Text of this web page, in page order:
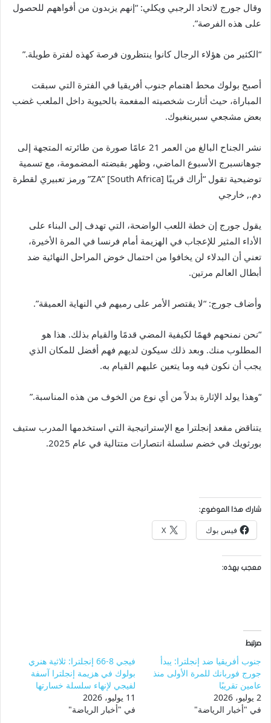
وقال جورج لاتحاد الرجبي ويكلي: “إنهم يزبدون من أفواههم للحصول
على هذه الفرصة”.
“الكثير من هؤلاء الرجال كانوا ينتظرون فرصة كهذه لفترة طويلة.”
أصبح بولوك محط اهتمام جنوب أفريقيا في الفترة التي سبقت
المباراة، حيث أثارت شخصيته المفعمة بالحيوية داخل الملعب غضب
بعض مشجعي سبرينغبوك.
نشر الجناح البالغ من العمر 21 عامًا صورة من طائرته المتجهة إلى
جوهانسبرج الأسبوع الماضي، وظهر بقبضته المضمومة، مع تسمية
توضيحية تقول “أراك قريبًا ZA” [South Africa]” ورمز تعبيري لقطرة
دم., خارجي
يقول جورج إن خطة اللعب الواضحة، التي تهدف إلى البناء على
الأداء المثير للإعجاب في الهزيمة أمام فرنسا في المرة الأخيرة،
تعني أن البدلاء لن يخافوا من احتمال خوض المراحل النهائية ضد
أبطال العالم مرتين.
وأضاف جورج: “لا يقتصر الأمر على رميهم في النهاية العميقة”.
“نحن نمنحهم فهمًا لكيفية المضي قدمًا والقيام بذلك. هذا هو
المطلوب منك. وبعد ذلك سيكون لديهم فهم أفضل للمكان الذي
يجب أن نكون فيه وما يتعين عليهم القيام به.
“وهذا يولد الإثارة بدلاً من أي نوع من الخوف من هذه المناسبة.”
يتناقض مقعد إنجلترا مع الإستراتيجية التي استخدمها المدرب ستيف
بورثويك في خضم سلسلة انتصارات متتالية في عام 2025.
شارك هذا الموضوع:
فيس بوك X
معجب بهذه:
مرتبط
جنوب أفريقيا ضد إنجلترا: يبدأ
جورج فوربانك للمرة الأولى منذ
عامين تقريبًا
2 يوليو، 2026
في "أخبار الرياضة"
فيجي 8-66 إنجلترا: ثلاثية هنري
بولوك في هزيمة إنجلترا آسفة
لفيجي لإنهاء سلسلة خسارتها
11 يوليو، 2026
في "أخبار الرياضة"